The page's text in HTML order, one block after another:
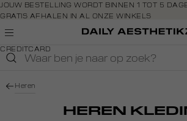
Navigeer
direct naar
de
Open de
direct
JOUW BESTELLING WORDT BINNEN 1 TOT 5
GRATIS AFHALEN IN AL ONZE WINKELS
GRATIS RETOURNEREN BINNEN 14 DAGEN IN DE
BETAAL ZOALS JIJ WILT: O.A. IDEAL, RIVERTY,
CREDITCARD
Heren
HEREN